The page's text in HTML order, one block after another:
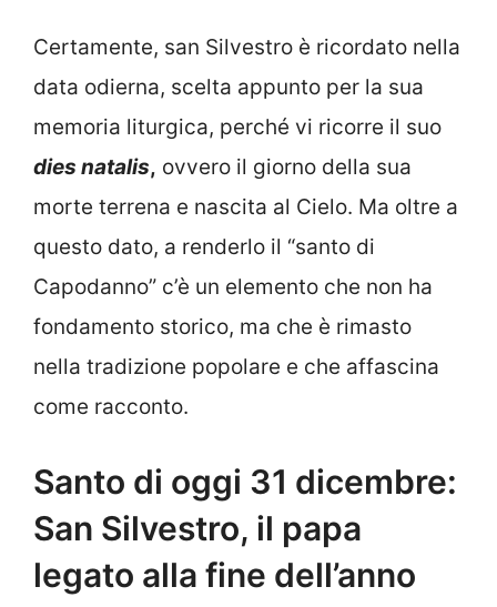
Certamente, san Silvestro è ricordato nella
data odierna, scelta appunto per la sua
memoria liturgica, perché vi ricorre il suo
dies natalis, ovvero il giorno della sua
morte terrena e nascita al Cielo. Ma oltre a
questo dato, a renderlo il “santo di
Capodanno” c’è un elemento che non ha
fondamento storico, ma che è rimasto
nella tradizione popolare e che affascina
come racconto.
Santo di oggi 31 dicembre:
San Silvestro, il papa
legato alla fine dell’anno